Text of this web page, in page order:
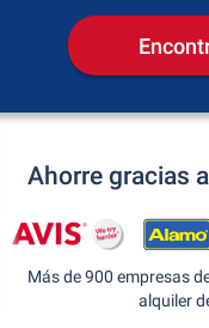
Ahorre gracias
Más de 900 empresas
alquiler